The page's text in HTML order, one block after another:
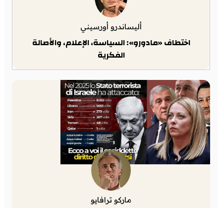
أليساندرو أورسيني
اختطاف «مادورو»: السياسة، الإعلام، والأصالة
الفكرية
ماركو ترافايو